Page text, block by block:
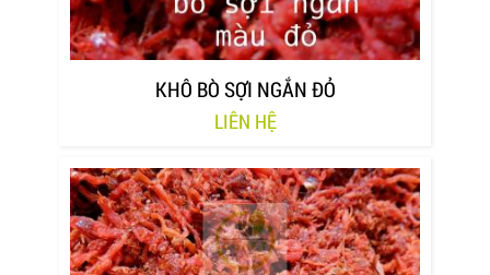
KHÔ BÒ SỢI NGẮN ĐỎ
LIÊN HỆ